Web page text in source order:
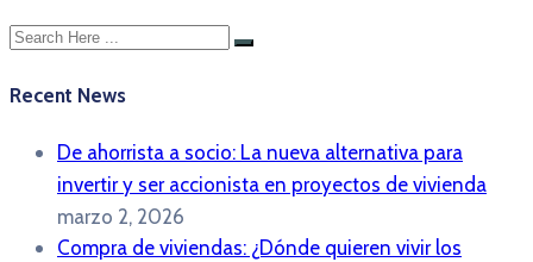
Recent News
De ahorrista a socio: La nueva alternativa para
invertir y ser accionista en proyectos de vivienda
marzo 2, 2026
Compra de viviendas: ¿Dónde quieren vivir los